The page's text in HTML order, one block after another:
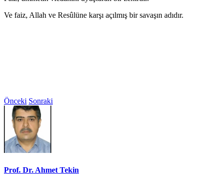
Ve faiz, Allah ve Resûlüne karşı açılmış bir savaşın adıdır.
Önceki Sonraki
Prof. Dr. Ahmet Tekin